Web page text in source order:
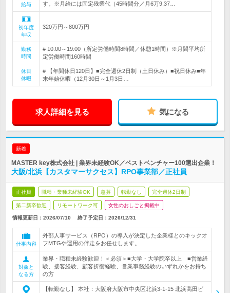
給与
す。※月給には固定残業代（45時間分／月6万9,37…
初年度
年収
320万円～800万円
勤務
時間
# 10:00～19:00（所定労働時間8時間／休憩1時間）※月間平均所
定労働時間160時間
休日
休暇
# 【年間休日120日】■完全週休2日制（土日休み）■祝日休み■年
末年始休暇（12月30日～1月3日…
求人詳細を見る 気になる
新着
MASTER key株式会社 | 業界未経験OK／ベストベンチャー100選出企業！
大阪/北浜【カスタマーサクセス】RPO事業部／正社員
正社員 職種・業種未経験OK 急募 転勤なし 完全週休2日制
第二新卒歓迎 リモートワーク可 女性のおしごと掲載中
情報更新日：2026/07/10 終了予定日： 2026/12/31
仕事内容
外部人事サービス（RPO）の導入が決定した企業様とのキックオ
フMTGや運用の伴走をお任せします。
対象と
なる方
業界・職種未経験歓迎！＜必須＞■大学・大学院卒以上 ■営業経
験、接客経験、顧客折衝経験、営業事務経験のいずれかをお持ち
の方
【転勤なし】 本社：大阪府大阪市中央区北浜3-1-15 北浜高田ビ